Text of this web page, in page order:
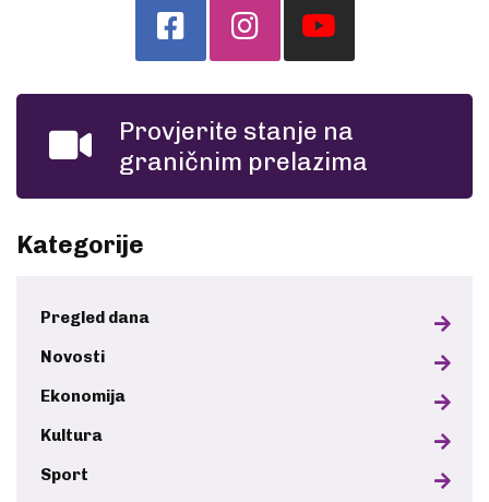
Provjerite stanje na
graničnim prelazima
Kategorije
Pregled dana
Novosti
Ekonomija
Kultura
Sport